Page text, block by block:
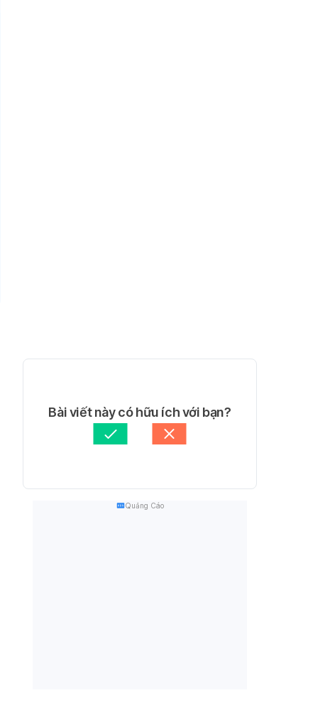
Bài viết này có hữu ích với bạn?
Quảng Cáo